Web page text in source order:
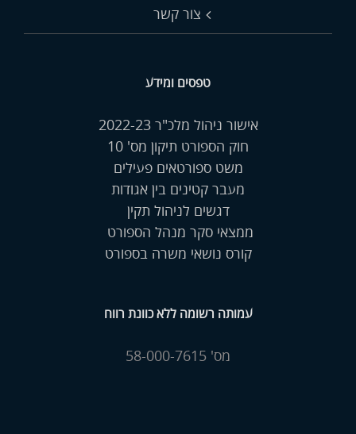
צור קשר
טפסים ומידע
אישור ניהול מלכ"ר 2022-23
חוק הספורט תיקון מס' 10
משט ספורטאים פעילים
מעבר קטינים בין אגודות
דגשים לניהול תקין
ממצאי סקר מנהל הספורט
קורס נושאי משרה בספורט
עמותה רשומה ללא כוונת רווח
מס' 58-000-7615